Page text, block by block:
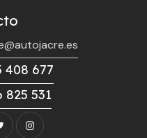
408 677
825 531